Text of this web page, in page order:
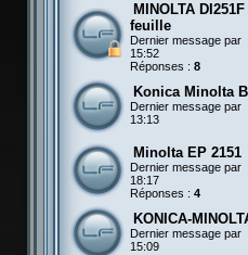
MINOLTA
feuille
Dernier message par
15:52
Réponses : 8
Konica Minolta
Dernier message par
13:13
Minolta EP 2151
Dernier message par
18:17
Réponses : 4
KONICA-
Dernier message par
15:09